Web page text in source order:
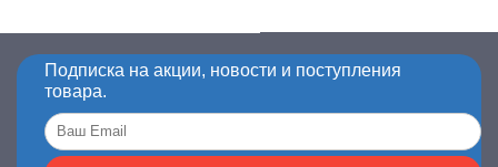
Подписка на акции, новости и поступления
товара.